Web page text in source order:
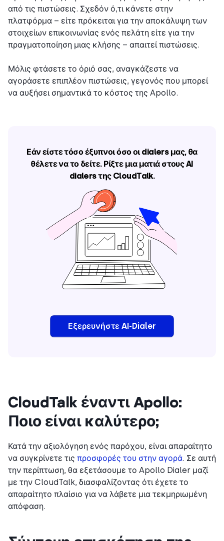
από τις πιστώσεις. Σχεδόν ό,τι κάνετε στην
πλατφόρμα – είτε πρόκειται για την αποκάλυψη των
στοιχείων επικοινωνίας ενός πελάτη είτε για την
πραγματοποίηση μιας κλήσης – απαιτεί πιστώσεις.
Μόλις φτάσετε το όριό σας, αναγκάζεστε να
αγοράσετε επιπλέον πιστώσεις, γεγονός που μπορεί
να αυξήσει σημαντικά το κόστος της Apollo.
Εάν είστε τόσο έξυπνοι όσο οι dialers μας, θα
θέλετε να το δείτε. Ρίξτε μια ματιά στους AI
dialers της CloudTalk.
Εξερευνήστε AI-Dialer
CloudTalk έναντι Apollo:
Ποιο είναι καλύτερο;
Κατά την αξιολόγηση ενός παρόχου, είναι απαραίτητο
να συγκρίνετε τις προσφορές του στην αγορά. Σε αυτή
την περίπτωση, θα εξετάσουμε το Apollo Dialer μαζί
με την CloudTalk, διασφαλίζοντας ότι έχετε το
απαραίτητο πλαίσιο για να λάβετε μια τεκμηριωμένη
απόφαση.